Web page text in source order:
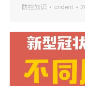
防控知识 cndent